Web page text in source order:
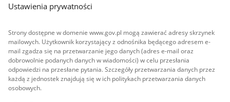
Ustawienia prywatności
Strony dostępne w domenie www.gov.pl mogą zawierać adresy skrzynek
mailowych. Użytkownik korzystający z odnośnika będącego adresem e-
mail zgadza się na przetwarzanie jego danych (adres e-mail oraz
dobrowolnie podanych danych w wiadomości) w celu przesłania
odpowiedzi na przesłane pytania. Szczegóły przetwarzania danych przez
każdą z jednostek znajdują się w ich politykach przetwarzania danych
osobowych.